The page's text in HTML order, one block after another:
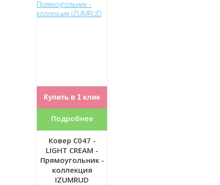
Купить в 1 клик
Подробнее
Ковер C047 -
LIGHT CREAM -
Прямоугольник -
коллекция
IZUMRUD